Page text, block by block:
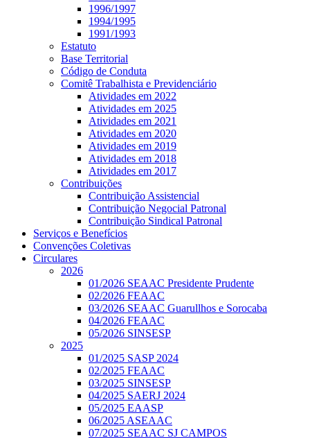
1996/1997
1994/1995
1991/1993
Estatuto
Base Territorial
Código de Conduta
Comitê Trabalhista e Previdenciário
Atividades em 2022
Atividades em 2025
Atividades em 2021
Atividades em 2020
Atividades em 2019
Atividades em 2018
Atividades em 2017
Contribuições
Contribuição Assistencial
Contribuição Negocial Patronal
Contribuição Sindical Patronal
Serviços e Benefícios
Convenções Coletivas
Circulares
2026
01/2026 SEAAC Presidente Prudente
02/2026 FEAAC
03/2026 SEAAC Guarullhos e Sorocaba
04/2026 FEAAC
05/2026 SINSESP
2025
01/2025 SASP 2024
02/2025 FEAAC
03/2025 SINSESP
04/2025 SAERJ 2024
05/2025 EAASP
06/2025 ASEAAC
07/2025 SEAAC SJ CAMPOS